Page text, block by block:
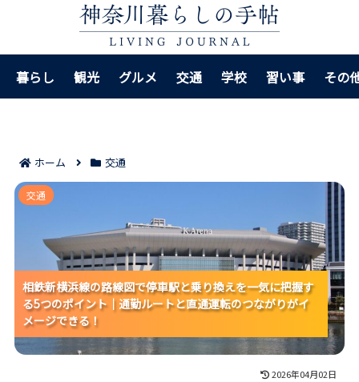
暮らし 観光 グルメ 交通 学校 習い事 その
ホーム 交通
相鉄新横浜線の路線図で停車駅と乗り換えを一気に把
握する5つのポイント｜通勤ルートと直通運転のつなが
りがイメージできる！
相鉄新横浜線の路線図で停車駅と乗り換えを一気に把握す
る5つのポイント｜通勤ルートと直通運転のつながりがイ
メージできる！
相鉄新横浜線の路線図で停車駅と乗り換えを一気に把握す
る5つのポイント｜通勤ルートと直通運転のつながりがイ
メージできる！
相鉄新横浜線の路線図で停車駅と乗り換えを一気に把握す
る5つのポイント｜通勤ルートと直通運転のつながりがイ
メージできる！
交通
2026年04月02日